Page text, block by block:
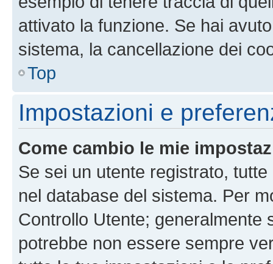
attivato la funzione. Se hai
sistema, la cancellazione dei
Top
Impostazioni e
Come cambio le mie
Se sei un utente registrato,
nel database del sistema. Per
Controllo Utente; generalmente
potrebbe non essere sempre